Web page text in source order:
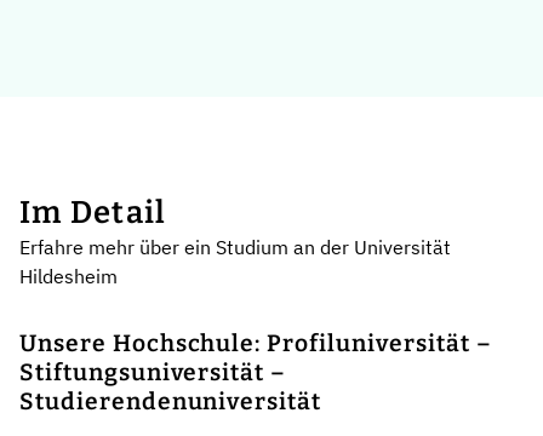
Im Detail
Erfahre mehr über ein Studium an der Universität
Hildesheim
Unsere Hochschule: Profiluniversität –
Stiftungsuniversität –
Studierendenuniversität